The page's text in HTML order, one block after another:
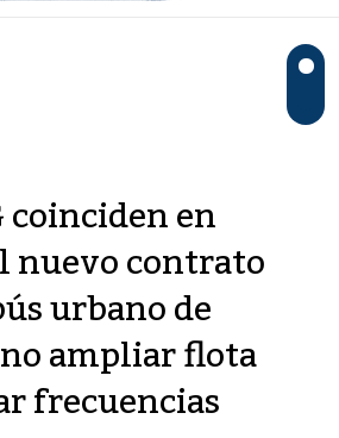
coinciden en
nuevo contrato
urbano de
ampliar flota
frecuencias